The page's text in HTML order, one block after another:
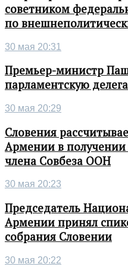
советником
по
30 мая 20:31
Премьер-министр
парламентскую
30 мая 20:29
Словения
Армении в получении
члена Совбеза ООН
30 мая 20:23
Председатель
Армении принял
собрания Словении
30 мая 20:22